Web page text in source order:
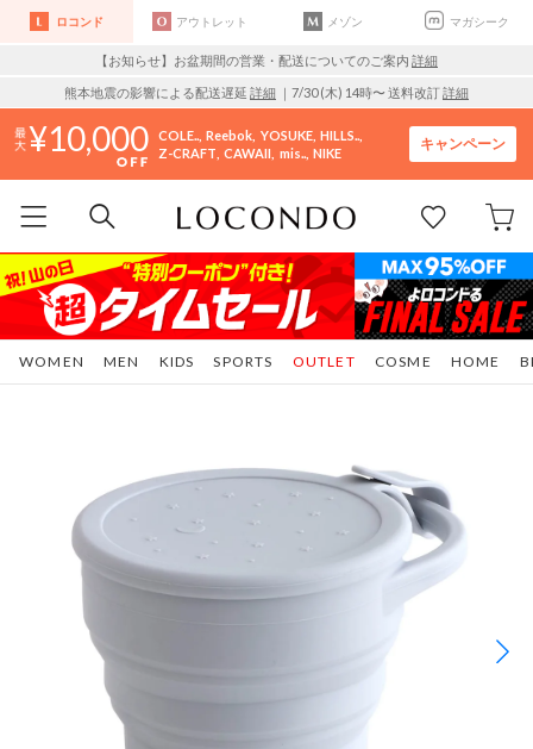
ロコンド アウトレット メゾン マガシーク
【お知らせ】お盆期間の営業・配送についてのご案内 詳細
熊本地震の影響による配送遅延 詳細 ｜7/30 (木) 14時〜 送料改訂詳細
10,000 COLE.. Reebok YOSUKE HILLS..
Z-CRAFT CAWAII mis.. NIKE
キャンペーン
WOMEN MEN KIDS SPORTS COSME HOME
OUTLET